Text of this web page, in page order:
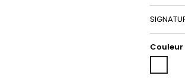
Couleur